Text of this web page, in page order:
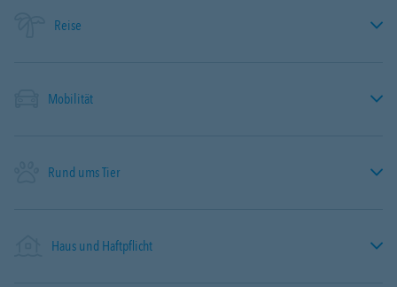
Reise
Mobilität
Rund ums Tier
Haus und Haftpflicht